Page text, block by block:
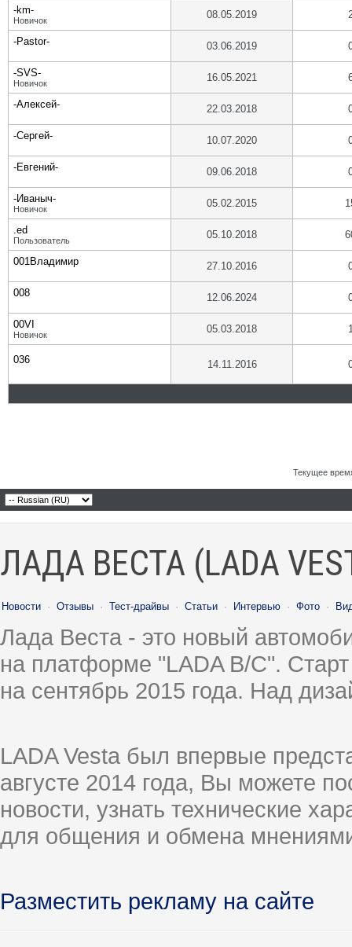
-km-
Новичок 08.05.2019
-Pastor- 03.06.2019
-SVS-
Новичок 16.05.2021
-Алексей- 22.03.2018
-Сергей- 10.07.2020
-Евгений- 09.06.2018
-Иваныч-
Новичок 05.02.2015
.ed
Пользователь 05.10.2018
001Владимир 27.10.2016
008 12.06.2024
00VI
Новичок 05.03.2018
036 14.11.2016
Текущее
ЛАДА ВЕСТА (LADA
Новости · Отзывы · Тест-драйвы · Статьи · Интервью · Фото ·
Лада Веста - это новый
на платформе "LADA B/C".
на сентябрь 2015 года. Над
LADA Vesta был впервые
августе 2014 года, Вы можете
новости, узнать технические
для общения и обмена
Разместить рекламу на сайте